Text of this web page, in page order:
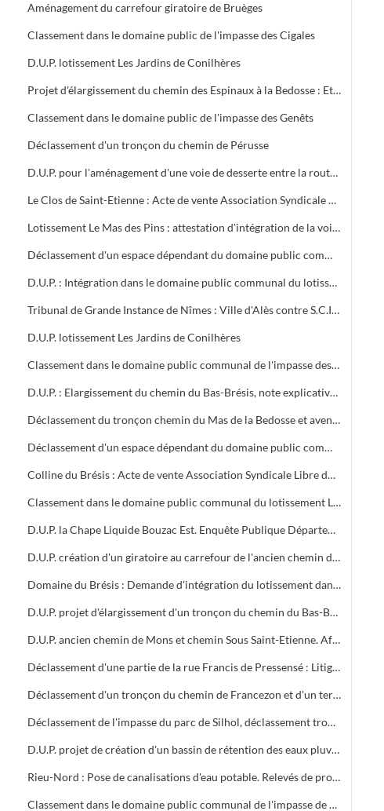
Aménagement du carrefour giratoire de Bruèges
Classement dans le domaine public de l'impasse des Cigales
D.U.P. lotissement Les Jardins de Conilhères
Projet d'élargissement du chemin des Espinaux à la Bedosse : Etat parcellaire après cession à la ville 1996/1997
Classement dans le domaine public de l'impasse des Genêts
Déclassement d'un tronçon du chemin de Pérusse
D.U.P. pour l'aménagement d'une voie de desserte entre la route de Bagnols et l'avenue de Croupillac : Rapport du commissaire enquêteur le 31/10/1997
Le Clos de Saint-Etienne : Acte de vente Association Syndicale Libre Le Clos de Saint-Etienne et la ville d'Alès
Lotissement Le Mas des Pins : attestation d'intégration de la voirie dans le domaine communal de l'impasse Jean-Baptiste Lulli
Déclassement d'un espace dépendant du domaine public communal quartier de Brouzen
D.U.P. : Intégration dans le domaine public communal du lotissement Les Hauts des Prés-Rasclaux
Tribunal de Grande Instance de Nîmes : Ville d'Alès contre S.C.I. Le Hameau du Prés Fleuri. Ordonnance d'expropriation du 10/03/2005 pour l'aménagement d'un carrefour vieille route d'Anduze. D.U.P. abandonnée 04/2006
D.U.P. lotissement Les Jardins de Conilhères
Classement dans le domaine public communal de l'impasse des Hautes-Prairies. Acte de vente les co-lotis domaine de la Haute-Prairie et ville d'Alès
D.U.P. : Elargissement du chemin du Bas-Brésis, note explicative et plans
Déclassement du tronçon chemin du Mas de la Bedosse et avenue du maréchal Juin
Déclassement d'un espace dépendant du domaine public communal avenue Winston Churchill
Colline du Brésis : Acte de vente Association Syndicale Libre du lotissement Domaine du Brésis et ville d'Alès. Classement de la rue de la Colline du Brésis dans le domaine public communal
Classement dans le domaine public communal du lotissement Le Mas des Pins, impasse Jean-Baptiste Lulli (juin 2007). Rapport d'inspection télévisuelle des canalisations souterraines
D.U.P. la Chape Liquide Bouzac Est. Enquête Publique Département du Gard : Rapport et conclusions du Commissaire Enquêteur
D.U.P. création d'un giratoire au carrefour de l'ancien chemin de Mons et du chemin Sous Saint-Etienne
Domaine du Brésis : Demande d'intégration du lotissement dans le domaine public
D.U.P. projet d'élargissement d'un tronçon du chemin du Bas-Brésis
D.U.P. ancien chemin de Mons et chemin Sous Saint-Etienne. Affaire Delorme Raquidel et ville d'Alès (expropriation)
Déclassement d'une partie de la rue Francis de Pressensé : Litige entre la S.C.I. STEBRU et la ville d'Alès
Déclassement d'un tronçon du chemin de Francezon et d'un terrain avenue Olivier de Serres
Déclassement de l'impasse du parc de Silhol, déclassement tronçon avenues Vincent d'Indy et Paul Langevin
D.U.P. projet de création d'un bassin de rétention des eaux pluviales quartier de Bruèges. Tribunal de Grande Instance de Nîmes : Expropriation ville d'Alès et consorts Vally
Rieu-Nord : Pose de canalisations d'eau potable. Relevés de propriétés, numéros des parcelles, noms des propriétaires
Classement dans le domaine public communal de l'impasse de Saint-Etienne à Larnac : Acte de vente les colotis du lotissement Niel-Evesque